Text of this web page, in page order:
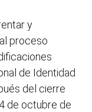
y
proceso
de Identidad
del cierre
de octubre de